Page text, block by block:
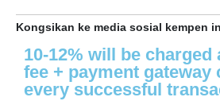
Kongsikan ke media sosial kempen
10-12% will be charged
fee + payment gateway
every successful